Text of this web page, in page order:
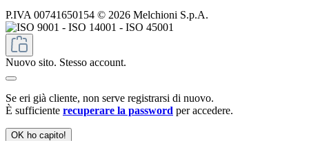
P.IVA 00741650154 © 2026 Melchioni S.p.A.
Nuovo sito. Stesso account.
Se eri già cliente, non serve registrarsi di nuovo.
È sufficiente recuperare la password per accedere.
OK ho capito!